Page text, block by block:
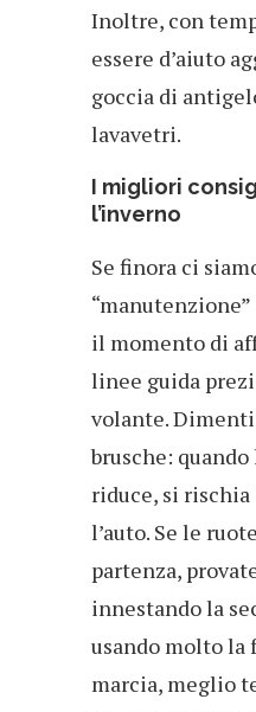
Inoltre, con
essere d’aiuto
goccia di
lavavetri.
I migliori
l’inverno
Se finora ci
il momento di
linee guida
volante.
brusche: quando
riduce, si
l’auto. Se le
partenza,
innestando la
usando molto la
marcia, meglio